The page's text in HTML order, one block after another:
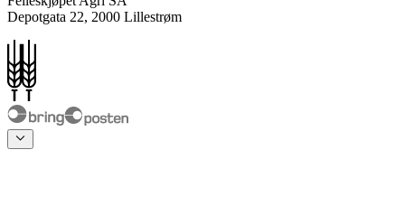
Depotgata 22, 2000 Lillestrøm